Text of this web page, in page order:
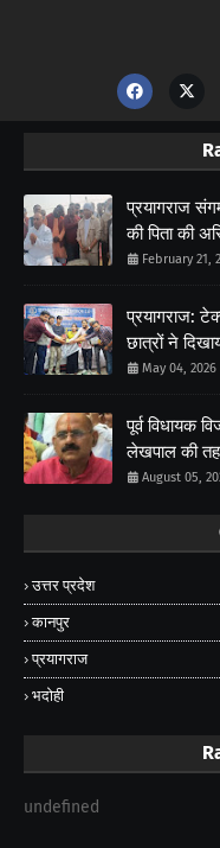
प्रयागराज
की पिता की
February 21,
प्रयागराज:
छात्रों ने
May 04, 2026
पूर्व विधायक
लेखपाल की
August 05,
उत्तर प्रदेश
कानपुर
प्रयागराज
भदोही
undefined